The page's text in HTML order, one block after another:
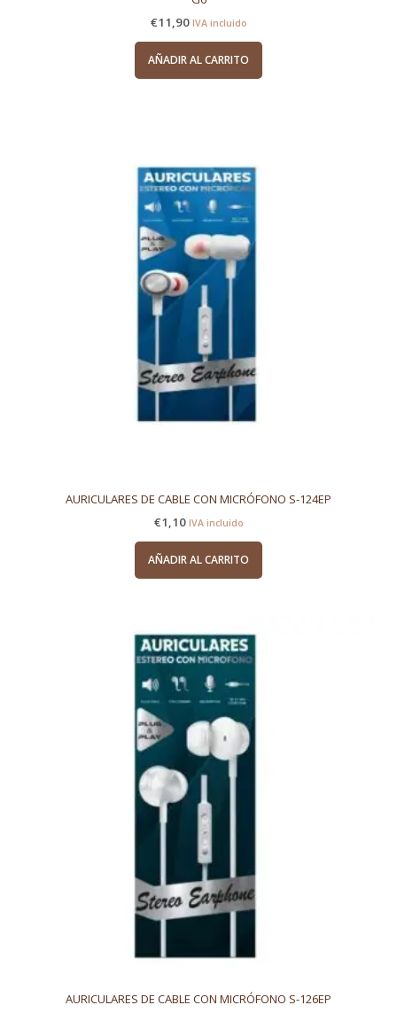
€11,90 IVA incluido
AÑADIR AL CARRITO
AURICULARES DE CABLE CON MICRÓFONO S-124EP
€1,10 IVA incluido
AÑADIR AL CARRITO
AURICULARES DE CABLE CON MICRÓFONO S-126EP